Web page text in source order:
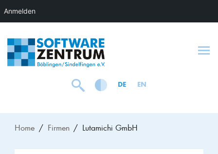
DE EN
Home Firmen Lutamichi GmbH
Anmelden